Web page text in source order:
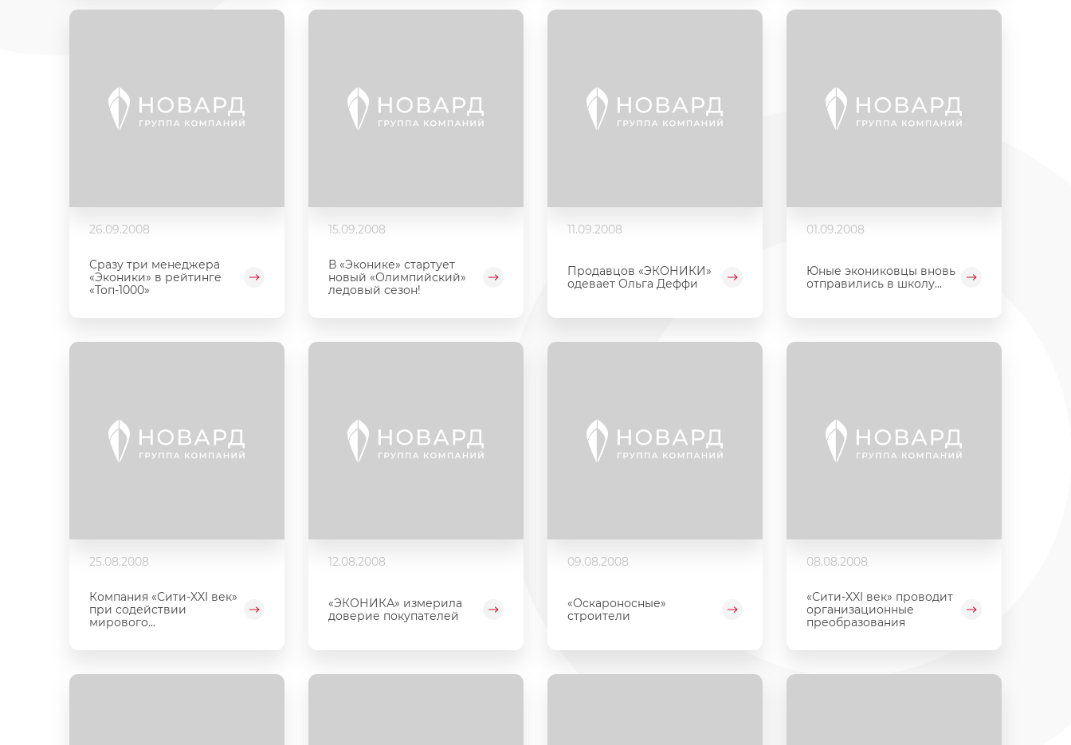
26.09.2008
Сразу три менеджера
«Эконики» в рейтинге
«Топ-1000»
15.09.2008
В «Эконике» стартует
новый «Олимпийский»
ледовый сезон!
11.09.2008
Продавцов «ЭКОНИКИ»
одевает Ольга Деффи
01.09.2008
Юные экониковцы вновь
отправились в школу...
25.08.2008
Компания «Сити-XXI век»
при содействии
мирового...
12.08.2008
«ЭКОНИКА» измерила
доверие покупателей
09.08.2008
«Оскароносные»
строители
08.08.2008
«Сити-XXI век» проводит
организационные
преобразования